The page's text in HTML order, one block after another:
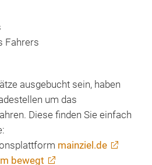
Fahrers
ausgebucht sein, haben
um das
Diese finden Sie einfach
mainziel.de
bewegt